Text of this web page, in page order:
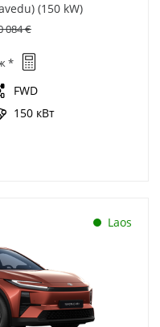
(150 kW)
084 €
*
FWD
150 кВт
Laos